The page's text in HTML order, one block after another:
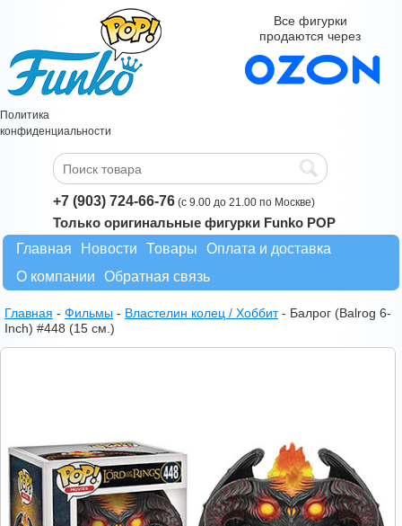
Политика
конфиденциальности
Все фигурки
продаются через
+7 (903) 724-66-76 (с 9.00 до 21.00 по Москве)
Только оригинальные фигурки Funko POP
Главная
Новости Товары
Оплата и доставка
О компании
Обратная связь
Главная - Фильмы - Властелин колец / Хоббит- Балрог (Balrog 6-
Inch) #448 (15 см.)